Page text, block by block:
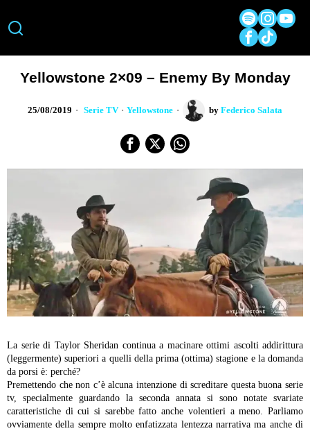
Yellowstone 2×09 – Enemy By Monday
25/08/2019 Serie TV · Yellowstone by Federico Salata
La serie di Taylor Sheridan continua a macinare ottimi ascolti addirittura
(leggermente) superiori a quelli della prima (ottima) stagione e la domanda
da porsi è: perché?
Premettendo che non c’è alcuna intenzione di screditare questa buona serie
tv, specialmente guardando la seconda annata si sono notate svariate
caratteristiche di cui si sarebbe fatto anche volentieri a meno. Parliamo
ovviamente della sempre molto enfatizzata lentezza narrativa ma anche di